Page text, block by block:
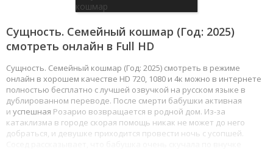
Сущность. Семейный кошмар (Год: 2025)
смотреть онлайн в Full HD
Сущность. Семейный кошмар (Год: 2025) смотреть в режиме
онлайн в хорошем качестве HD 720, 1080 и 4к можно в интернете
полностью бесплатно с лучшей озвучкой на русском языке в
дублированном переводе. После смерти бабушки активная
и успешная Розарио возвращается в родной дом. Из-за
катаклизма в городе скорая помощь никак не может до него
добраться, и девушке приходится провести ночь с усопшей.